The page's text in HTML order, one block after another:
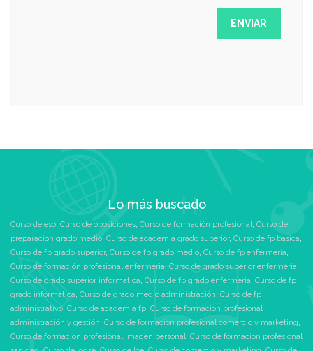
Lo más buscado
Curso de eso, Curso de oposiciones, Curso de formación profesional, Curso de
preparacion grado medio, Curso de academia grado superior, Curso de fp basica,
Curso de fp grado superior, Curso de fp grado medio, Curso de fp enfermeria,
Curso de formación profesional enfermeria,Curso de grado superior enfermeria,
Curso de grado superior informatica, Curso de fp grado enfermeria, Curso de fp
grado informatica, Curso de grado medio administración, Curso de fp
administrativo, Curso de academia fp, Curso de formacion profesional
administración y gestión, Curso de formacion profesional comercio y marketing,
Curso de formacion profesional imagen personal, Curso de formacion profesional